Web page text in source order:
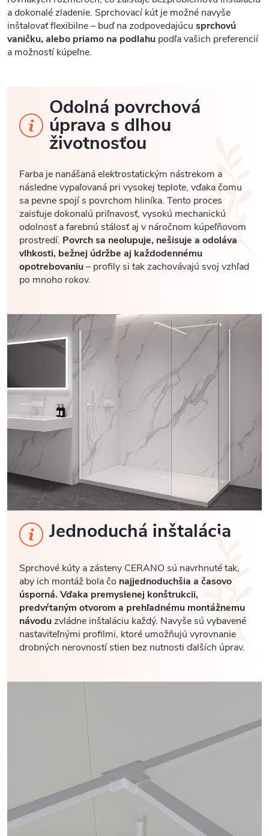
a dokonalé zladenie. Sprchovací kút je možné navyše
inštalovať flexibilne – buď na zodpovedajúcu sprchovú
vaničku, alebo priamo na podlahu podľa vašich preferencií
a možností kúpeľne.
Odolná povrchová
úprava s dlhou
životnosťou
Farba je nanášaná elektrostatickým nástrekom a
následne vypaľovaná pri vysokej teplote, vďaka čomu
sa pevne spojí s povrchom hliníka. Tento proces
zaisťuje dokonalú priľnavosť, vysokú mechanickú
odolnosť a farebnú stálosť aj v náročnom kúpeľňovom
prostredí. Povrch sa neolupuje, nešisuje a odoláva
vlhkosti, bežnej údržbe aj každodennému
opotrebovaniu– profily si tak zachovávajú svoj vzhľad
po mnoho rokov.
Jednoduchá inštalácia
Sprchové kúty a zásteny CERANO sú navrhnuté tak,
aby ich montáž bola čo najjednoduchšia a časovo
úsporná. Vďaka premyslenej konštrukcii,
predvŕtaným otvorom a prehľadnému montážnemu
návoduzvládne inštaláciu každý. Navyše sú vybavené
nastaviteľnými profilmi, ktoré umožňujú vyrovnanie
drobných nerovností stien bez nutnosti ďalších úprav.